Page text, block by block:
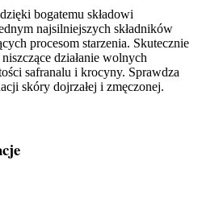
bogatemu składowi
najsilniejszych składników
procesom starzenia. Skutecznie
działanie wolnych
safranalu i krocyny. Sprawdza
skóry dojrzałej i zmęczonej.